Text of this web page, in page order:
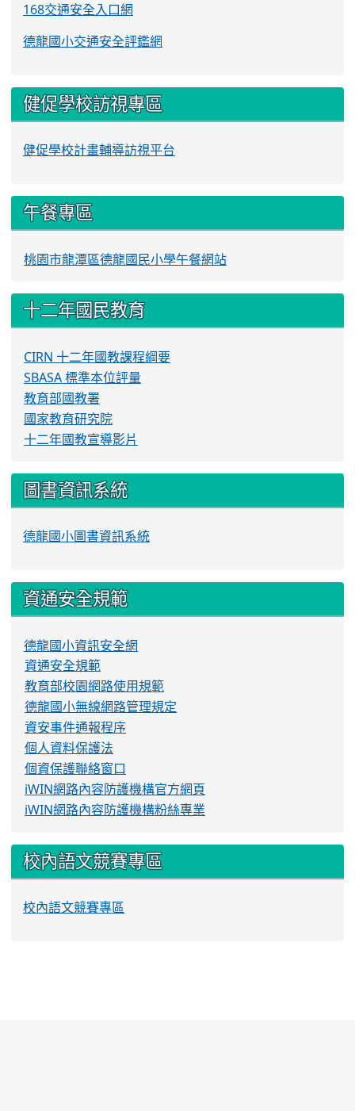
168交通安全入口網
德龍國小交通安全評鑑網
健促學校訪視專區
健促學校計畫輔導訪視平台
午餐專區
桃園市龍潭區德龍國民小學午餐網站
十二年國民教育
CIRN 十二年國教課程綱要
SBASA 標準本位評量
教育部國教署
國家教育研究院
十二年國教宣導影片
圖書資訊系統
德龍國小圖書資訊系統
資通安全規範
德龍國小資訊安全網
資通安全規範
教育部校園網路使用規範
德龍國小無線網路管理規定
資安事件通報程序
個人資料保護法
個資保護聯絡窗口
iWIN網路內容防護機構官方網頁
iWIN網路內容防護機構粉絲專業
校內語文競賽專區
校內語文競賽專區